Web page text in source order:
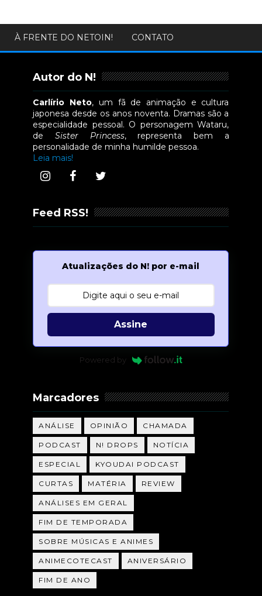
À FRENTE DO NETOIN! CONTATO
Autor do N!
Carlírio Neto, um fã de animação e cultura
japonesa desde os anos noventa. Dramas são a
especialidade pessoal. O personagem Wataru,
deSister Princess, representa bem a
personalidade de minha humilde pessoa.
Leia mais!
Feed RSS!
Atualizações do N! por e-mail
Assine
Powered by
Marcadores
ANÁLISE OPINIÃO CHAMADA
PODCAST N! DROPS NOTÍCIA
ESPECIAL KYOUDAI PODCAST
CURTAS MATÉRIA REVIEW
ANÁLISES EM GERAL
FIM DE TEMPORADA
SOBRE MÚSICAS E ANIMES
ANIMECOTECAST ANIVERSÁRIO
FIM DE ANO